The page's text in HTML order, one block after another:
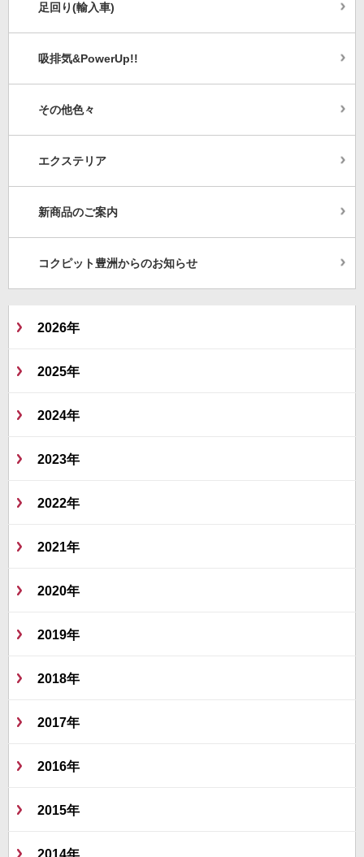
足回り(輸入車)
吸排気&PowerUp!!
その他色々
エクステリア
新商品のご案内
コクピット豊洲からのお知らせ
2026年
2025年
2024年
2023年
2022年
2021年
2020年
2019年
2018年
2017年
2016年
2015年
2014年